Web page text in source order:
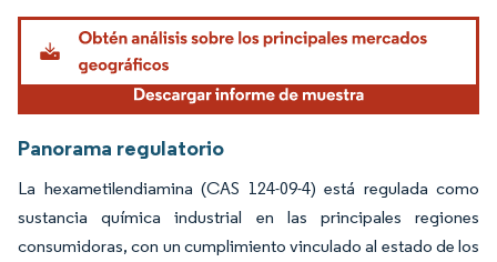
Imagen © Mordor Intelligence. El uso requiere atribución según CC BY 4.0.
Panorama regulatorio
La hexametilendiamina (CAS 124-09-4) está regulada como
sustancia química industrial en las principales regiones
consumidoras, con un cumplimiento vinculado al estado de los